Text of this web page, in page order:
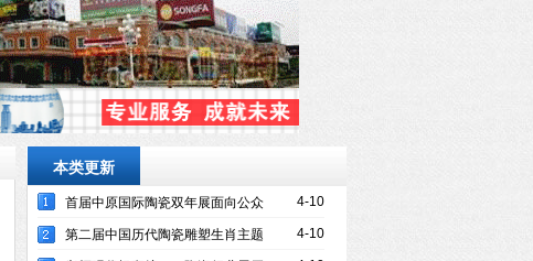
本类更新
4-10
首届中原国际陶瓷双年展面向公众
开放 4-10
第二届中国历代陶瓷雕塑生肖主题